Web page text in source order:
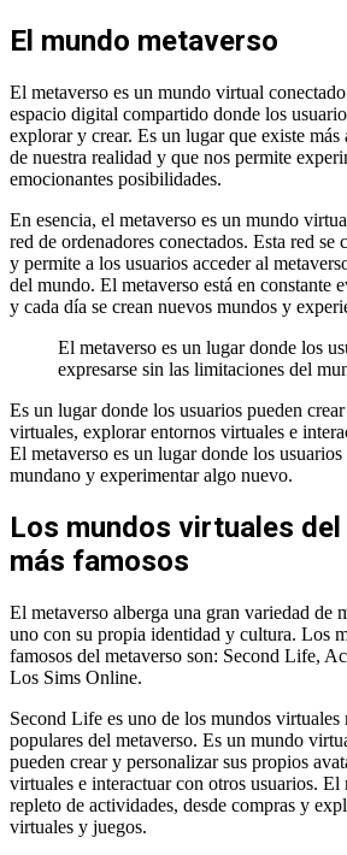
El mundo metaverso
El metaverso es un mundo virtual
espacio digital compartido donde los
explorar y crear. Es un lugar que existe
de nuestra realidad y que nos permite
emocionantes posibilidades.
En esencia, el metaverso es un mundo
red de ordenadores conectados. Esta red se
y permite a los usuarios acceder al
del mundo. El metaverso está en constante
y cada día se crean nuevos mundos y
El metaverso es un lugar donde los
expresarse sin las limitaciones del
Es un lugar donde los usuarios pueden
virtuales, explorar entornos virtuales e
El metaverso es un lugar donde los
mundano y experimentar algo nuevo.
Los mundos virtuales
más famosos
El metaverso alberga una gran variedad de
uno con su propia identidad y cultura. Los
famosos del metaverso son: Second Life,
Los Sims Online.
Second Life es uno de los mundos virtuales
populares del metaverso. Es un mundo
pueden crear y personalizar sus propios
virtuales e interactuar con otros usuarios. El
repleto de actividades, desde compras y
virtuales y juegos.